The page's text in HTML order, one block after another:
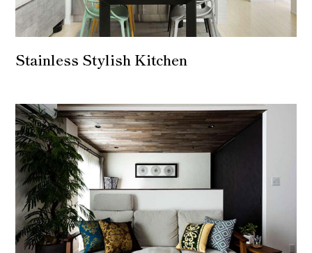
Stainless Stylish Kitchen